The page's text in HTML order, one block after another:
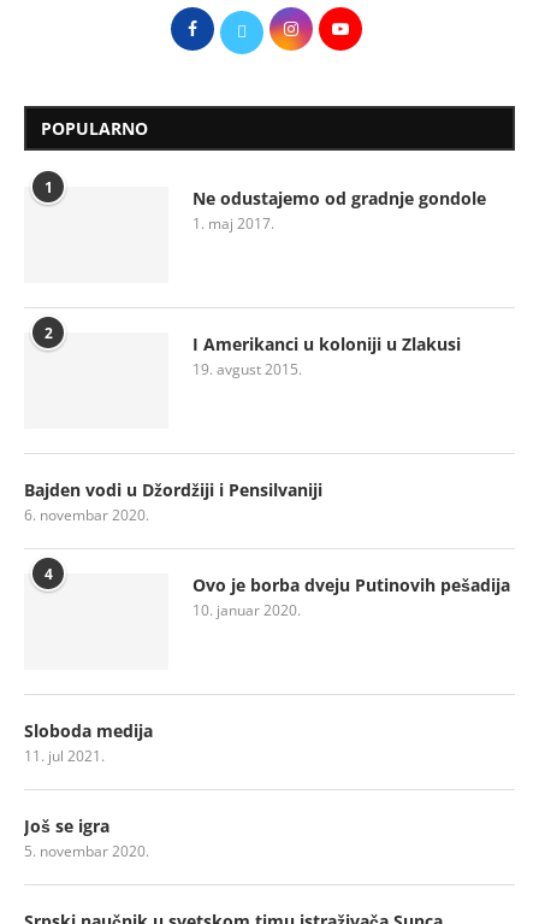
POPULARNO
1 Ne odustajemo od gradnje gondole
1. maj 2017.
2 I Amerikanci u koloniji u Zlakusi
19. avgust 2015.
Bajden vodi u Džordžiji i Pensilvaniji
6. novembar 2020.
4 Ovo je borba dveju Putinovih pešadija
10. januar 2020.
Sloboda medija
11. jul 2021.
Još se igra
5. novembar 2020.